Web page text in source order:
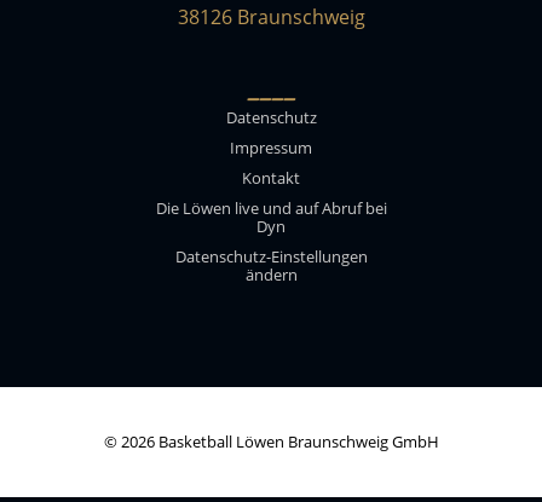
38126 Braunschweig
____
Datenschutz
Impressum
Kontakt
Die Löwen live und auf Abruf bei
Dyn
Datenschutz-Einstellungen
ändern
© 2026 Basketball Löwen Braunschweig GmbH